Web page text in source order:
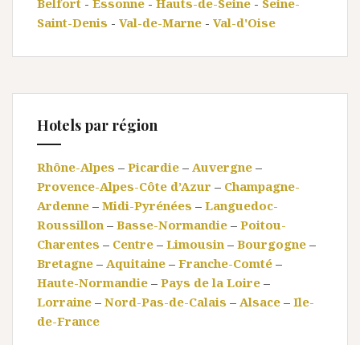
Belfort - Essonne - Hauts-de-Seine - Seine-
Saint-Denis - Val-de-Marne - Val-d'Oise
Hotels par région
Rhône-Alpes – Picardie – Auvergne –
Provence-Alpes-Côte d’Azur – Champagne-
Ardenne – Midi-Pyrénées – Languedoc-
Roussillon – Basse-Normandie – Poitou-
Charentes – Centre – Limousin – Bourgogne –
Bretagne – Aquitaine – Franche-Comté –
Haute-Normandie – Pays de la Loire –
Lorraine – Nord-Pas-de-Calais – Alsace – Ile-
de-France